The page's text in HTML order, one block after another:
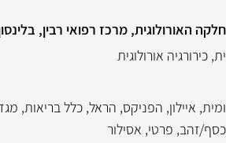
האורולוגית, מרכז רפואי רבין,
, כירורגיה אורולוגית
, איילון, הפניקס, הראל, כלל בריאות,
זהב, פרטי, אסילור